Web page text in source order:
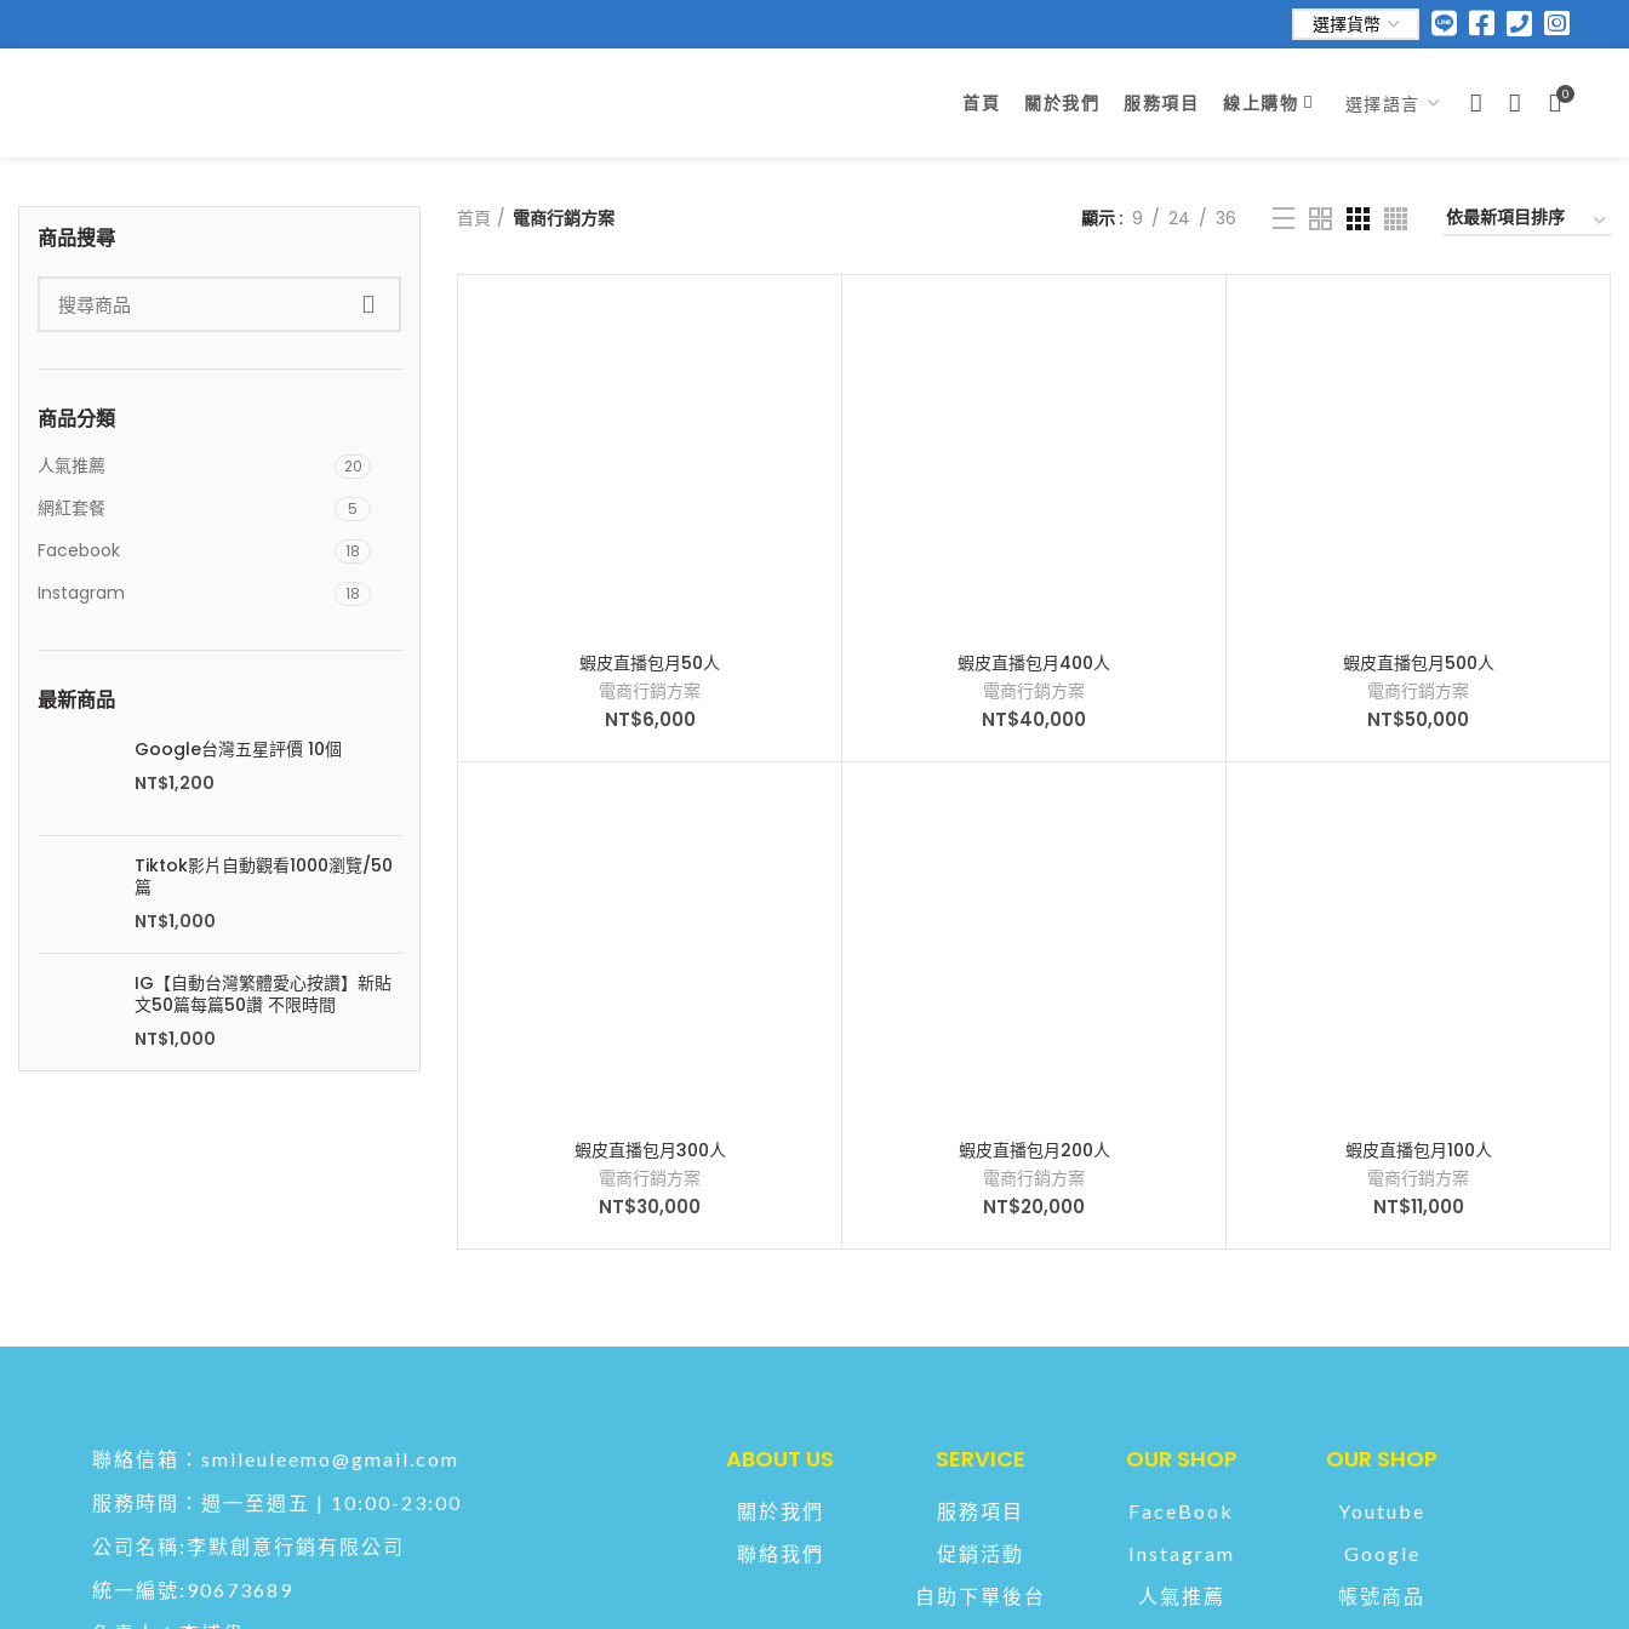
首頁 關於我們 服務項目 線上購物 0
商品搜尋
商品分類
人氣推薦 20
網紅套餐 5
Facebook 18
Instagram 18
電商行銷方案
最新商品
Google台灣五星評價 10個
NT$1,200
Tiktok影片自動觀看1000瀏覽/50
篇
NT$1,000
IG【自動台灣繁體愛心按讚】新貼
文50篇每篇50讚 不限時間
NT$1,000
首頁 電商行銷方案 顯示 9 24 36
蝦皮直播包月50人
電商行銷方案
NT$6,000
蝦皮直播包月400人
電商行銷方案
NT$40,000
蝦皮直播包月500人
電商行銷方案
NT$50,000
蝦皮直播包月300人
電商行銷方案
NT$30,000
蝦皮直播包月200人
電商行銷方案
NT$20,000
蝦皮直播包月100人
電商行銷方案
NT$11,000
聯絡信箱： smileuleemo@gmail.com
服務時間：週一至週五 | 10:00-23:00
公司名稱:李默創意行銷有限公司
統一編號:90673689
ABOUT US
關於我們
聯絡我們
SERVICE
服務項目
促銷活動
自助下單後台
OUR SHOP
FaceBook
Instagram
人氣推薦
OUR SHOP
Youtube
Google
帳號商品